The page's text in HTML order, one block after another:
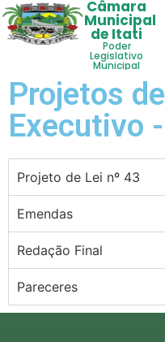
Câmara
Municipal
de Itati
Poder
Legislativo
Municipal
Projetos
Executivo
Projeto de Lei nº 43
Emendas
Redação Final
Pareceres